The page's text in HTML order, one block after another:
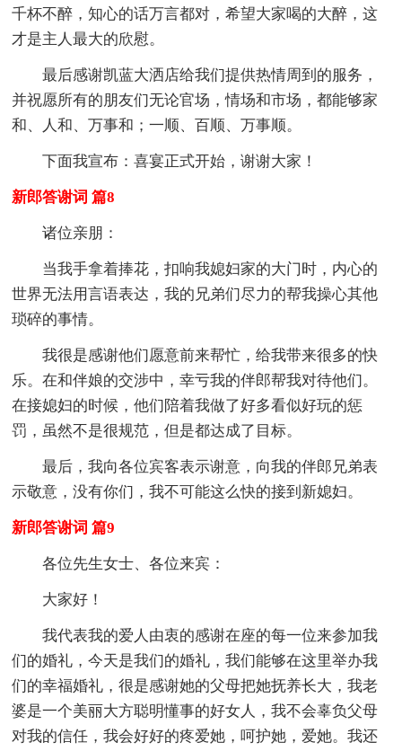
千杯不醉，知心的话万言都对，希望大家喝的大醉，这
才是主人最大的欣慰。
最后感谢凯蓝大洒店给我们提供热情周到的服务，
并祝愿所有的朋友们无论官场，情场和市场，都能够家
和、人和、万事和；一顺、百顺、万事顺。
下面我宣布：喜宴正式开始，谢谢大家！
新郎答谢词 篇8
诸位亲朋：
当我手拿着捧花，扣响我媳妇家的大门时，内心的
世界无法用言语表达，我的兄弟们尽力的帮我操心其他
琐碎的事情。
我很是感谢他们愿意前来帮忙，给我带来很多的快
乐。在和伴娘的交涉中，幸亏我的伴郎帮我对待他们。
在接媳妇的时候，他们陪着我做了好多看似好玩的惩
罚，虽然不是很规范，但是都达成了目标。
最后，我向各位宾客表示谢意，向我的伴郎兄弟表
示敬意，没有你们，我不可能这么快的接到新媳妇。
新郎答谢词 篇9
各位先生女士、各位来宾：
大家好！
我代表我的爱人由衷的感谢在座的每一位来参加我
们的婚礼，今天是我们的婚礼，我们能够在这里举办我
们的幸福婚礼，很是感谢她的父母把她抚养长大，我老
婆是一个美丽大方聪明懂事的好女人，我不会辜负父母
对我的信任，我会好好的疼爱她，呵护她，爱她。我还